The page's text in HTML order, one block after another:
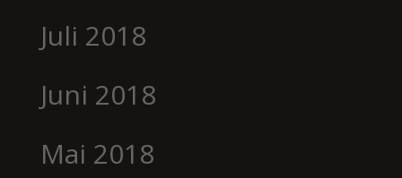
Juli 2018
Juni 2018
Mai 2018